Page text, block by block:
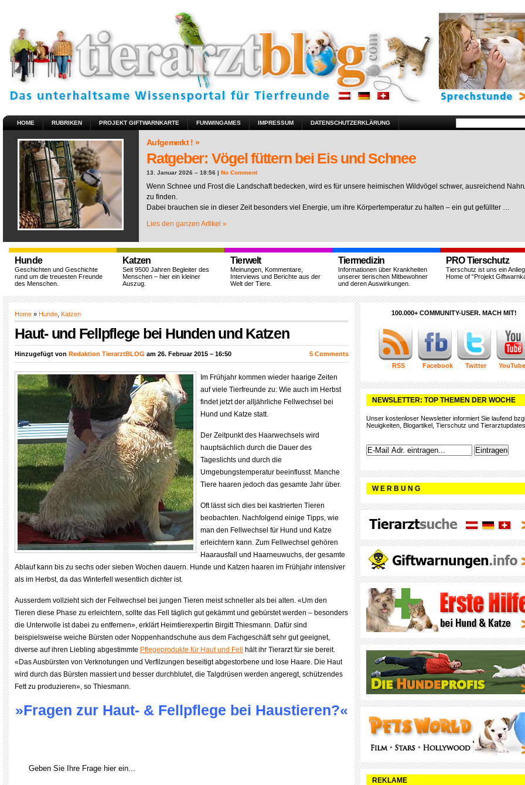
HOME RUBRIKEN PROJEKT GIFTWARNKARTE FUNWINGAMES IMPRESSUM DATENSCHUTZERKLÄRUNG
Aufgemerkt ! »
Ratgeber: Vögel füttern bei Eis und Schnee
13. Januar 2026 – 18:56 | No Comment
Wenn Schnee und Frost die Landschaft bedecken, wird es für unsere heimischen Wildvögel schwer, ausreichend
zu finden.
Dabei brauchen sie in dieser Zeit besonders viel Energie, um ihre Körpertemperatur zu halten – ein gut gefüllter …
Lies den ganzen Artikel »
Hunde
Geschichten und Geschichte
rund um die treuesten Freunde
des Menschen.
Katzen
Seit 9500 Jahren Begleiter des
Menschen – hier ein kleiner
Auszug.
Tierwelt
Meinungen, Kommentare,
Interviews und Berichte aus der
Welt der Tiere.
Tiermedizin
Informationen über Krankheiten
unserer tierischen Mitbewohner
und deren Auswirkungen.
PRO Tierschutz
Tierschutz ist uns ein
Home of “Projekt
Home » Hunde Katzen
Haut- und Fellpflege bei Hunden und Katzen
Hinzugefügt von Redaktion TierarztBLOG am 26. Februar 2015 – 16:50 5 Comments
Im Frühjahr kommen wieder haarige Zeiten
auf viele Tierfreunde zu: Wie auch im Herbst
findet jetzt der alljährliche Fellwechsel bei
Hund und Katze statt.
Der Zeitpunkt des Haarwechsels wird
hauptsächlich durch die Dauer des
Tageslichts und durch die
Umgebungstemperatur beeinflusst. Manche
Tiere haaren jedoch das gesamte Jahr über.
Oft lässt sich dies bei kastrierten Tieren
beobachten. Nachfolgend einige Tipps, wie
man den Fellwechsel für Hund und Katze
erleichtern kann. Zum Fellwechsel gehören
Haarausfall und Haarneuwuchs, der gesamte
Ablauf kann bis zu sechs oder sieben Wochen dauern. Hunde und Katzen haaren im Frühjahr intensiver
als im Herbst, da das Winterfell wesentlich dichter ist.
Ausserdem vollzieht sich der Fellwechsel bei jungen Tieren meist schneller als bei alten. «Um den
Tieren diese Phase zu erleichtern, sollte das Fell täglich gut gekämmt und gebürstet werden – besonders
die Unterwolle ist dabei zu entfernen», erklärt Heimtierexpertin Birgitt Thiesmann. Dafür sind
beispielsweise weiche Bürsten oder Noppenhandschuhe aus dem Fachgeschäft sehr gut geeignet,
diverse auf ihren Liebling abgestimmte Pflegeprodukte für Haut und Fell
hält ihr Tierarzt für sie bereit.
«Das Ausbürsten von Verknotungen und Verfilzungen beseitigt abgestorbene und lose Haare. Die Haut
wird durch das Bürsten massiert und besser durchblutet, die Talgdrüsen werden angeregt, schützendes
Fett zu produzieren», so Thiesmann.
»Fragen zur Haut- & Fellpflege bei Haustieren?«
100.000+ COMMUNITY-USER. MACH MIT!
RSS Facebook Twitter YouTube
NEWSLETTER: TOP THEMEN DER WOCHE
Unser kostenloser Newsletter informiert Sie laufend
Neuigkeiten, Blogartikel, Tierschutz und
W E R B U N G
REKLAME